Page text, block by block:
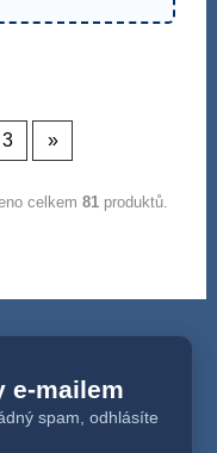
3 »
celkem81 produktů.
e-mailem
spam, odhlásíte